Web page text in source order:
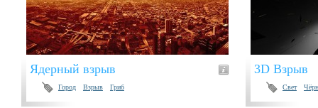
Ядерный взрыв
Город Взрыв Гриб
3D Взрыв
Свет